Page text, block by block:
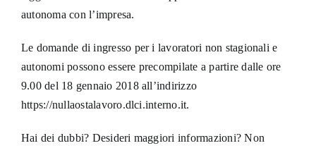
autonoma con l’impresa.
Le domande di ingresso per i lavoratori non stagionali e
autonomi possono essere precompilate a partire dalle ore
9.00 del 18 gennaio 2018 all’indirizzo
https://nullaostalavoro.dlci.interno.it.
Hai dei dubbi? Desideri maggiori informazioni? Non